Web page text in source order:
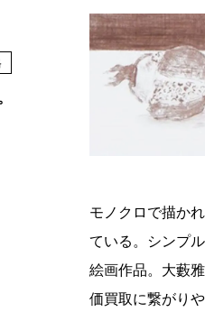
モノクロで描か
ている。シンプ
絵画作品。大藪
価買取に繋がり